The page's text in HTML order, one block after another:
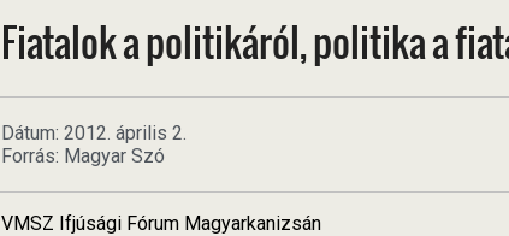
Fiatalok a politikáról, politika a
Dátum: 2012. április 2.
Forrás: Magyar Szó
VMSZ Ifjúsági Fórum Magyarkanizsán